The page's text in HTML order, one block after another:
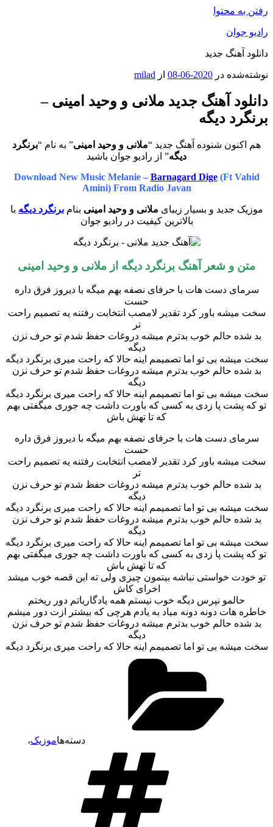
رفتن به محتوا
رادیو جوان
دانلود آهنگ جدید
نوشته‌شده در 2020-06-08 از milad
دانلود آهنگ جدید ملانی و وحید امینی –
برنگرد دیگه
هم اکنون شنوده آهنگ جدید “ملانی و وحید امینی” به نام “برنگرد
دیگه” از رادیو جوان باشید
Download New Music Melanie – Barnagard Dige(Ft Vahid
Amini) From Radio Javan
موزیک جدید و بسیار زیبای ملانی و وحید امینی بنام برنگرد دیگه با
بالاترین کیفیت در رادیو جوان
متن و شعر آهنگ برنگرد دیگه از ملانی و وحید امینی
سرمای دست هات با حرفای نصفه بهم میگه با دیروز فرق داره
حست
سخت میشه باور کرد تقدیر لامصب انتخابت رفتنه یه تصمیم راحت
تر
بد شده حالم خوب بدترم میشه دروغات حفظ شدم تو حرف نزن
دیگه
سخت میشه بی تو اما تصمیمم اینه حالا که راحت میری برنگرد دیگه
بد شده حالم خوب بدترم میشه دروغات حفظ شدم تو حرف نزن
دیگه
سخت میشه بی تو اما تصمیمم اینه حالا که راحت میری برنگرد دیگه
تو که پشت پا زدی به کسی که باورت داشت چه جوری میگفتی بهم
که تا تهش باش
سرمای دست هات با حرفای نصفه بهم میگه با دیروز فرق داره
حست
سخت میشه باور کرد تقدیر لامصب انتخابت رفتنه یه تصمیم راحت
تر
بد شده حالم خوب بدترم میشه دروغات حفظ شدم تو حرف نزن
دیگه
سخت میشه بی تو اما تصمیمم اینه حالا که راحت میری برنگرد دیگه
بد شده حالم خوب بدترم میشه دروغات حفظ شدم تو حرف نزن
دیگه
سخت میشه بی تو اما تصمیمم اینه حالا که راحت میری برنگرد دیگه
تو که پشت پا زدی به کسی که باورت داشت چه جوری میگفتی بهم
که تا تهش باش
تو خودت خواستی نباشه بینمون چیزی ولی ته این قصه خوب میشد
اخرای کاش
حالمو نپرس دیگه خوب نیستم همه یادگاریاتم دور ریختم
خاطره هات دونه دونه میاد به یادم هرچی که بیشتر ازت دور میشم
بد شده حالم خوب بدترم میشه دروغات حفظ شدم تو حرف نزن
دیگه
سخت میشه بی تو اما تصمیمم اینه حالا که راحت میری برنگرد دیگه
دسته‌هاموزیک،